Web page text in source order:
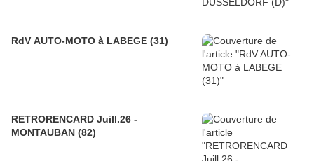
RdV AUTO-MOTO à LABEGE (31)
RETRORENCARD Juill.26 -
MONTAUBAN (82)